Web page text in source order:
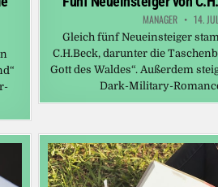
MANAGER 14.
Gleich fünf Neueinsteiger
C.H.Beck, darunter die
Gott des Waldes“. Außerdem
Dark-Military-